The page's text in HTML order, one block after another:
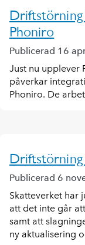
Phoniro
Publicerad 16
Just nu upplever
påverkar
Phoniro. De
Publicerad 6
Skatteverket har
att det inte går
samt att
ny aktualisering